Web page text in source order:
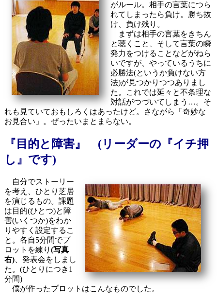
がルール。相手の言葉につら
れてしまったら負け。勝ち抜
け、負け残り。
まずは相手の言葉をきちん
と聴くこと、そして言葉の瞬
発力をつけることなどがねら
いですが、やっているうちに
必勝法(というか負けない方
法)が見つかりつつありまし
た。これでは延々と不条理な
対話がつづいてしまう…。そ
れも見ていておもしろくはあったけど。さながら「奇妙な
お見合い」。ぜったいまとまらない。
『目的と障害』 (リーダーの『イチ押
し』です)
自分でストーリー
を考え、ひとり芝居
を演じるもの。課題
は目的(ひとつ)と障
害(いくつか)をわか
りやすく設定するこ
と。各自5分間でプ
ロットを練り (写真
右)、発表会をしまし
た。(ひとりにつき1
分間)
僕が作ったプロットはこんなものでした。